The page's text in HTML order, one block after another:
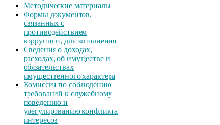
Методические материалы
Формы документов,
связанных с
противодействием
коррупции, для заполнения
Сведения о доходах,
расходах, об имуществе и
обязательствах
имущественного характера
Комиссия по соблюдению
требований к служебному
поведению и
урегулированию конфликта
интересов